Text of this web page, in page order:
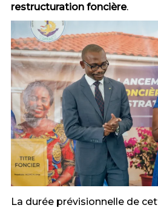
restructuration foncière.
La durée prévisionnelle de